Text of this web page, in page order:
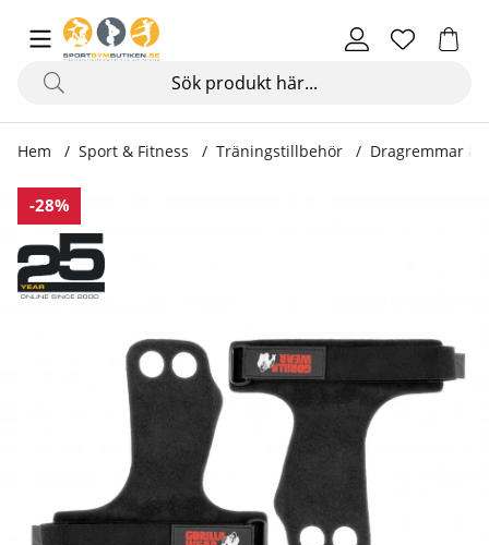
Hem Sport & Fitness Träningstillbehör Dragremmar &
-28%
Produktbilder 2-Hole Leather Lifting Grips, black